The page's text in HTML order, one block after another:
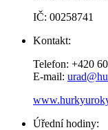
IČ: 00258741
Kontakt:
Telefon: +420
E-mail:
Úřední hodiny: